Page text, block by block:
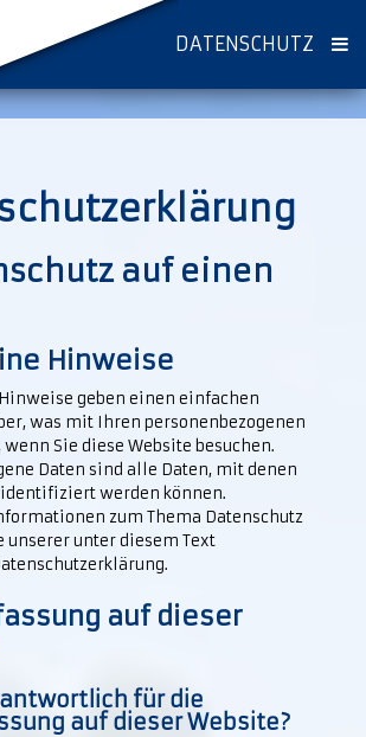
DATENSCHUTZ
auf einen
Hinweise
geben einen einfachen
was mit Ihren personenbezogenen
Sie diese Website besuchen.
Daten sind alle Daten, mit denen
werden können.
zum Thema Datenschutz
unserer unter diesem Text
auf dieser
für die
auf dieser Website?